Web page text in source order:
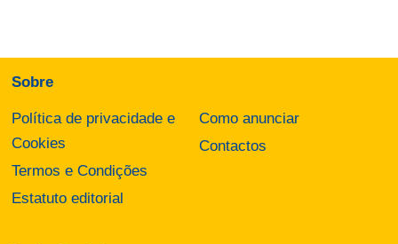
Sobre
Política de privacidade e
Cookies
Termos e Condições
Estatuto editorial
Como anunciar
Contactos